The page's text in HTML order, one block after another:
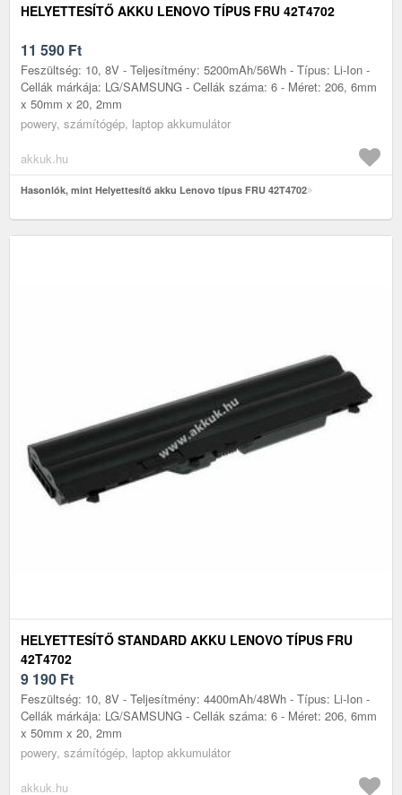
HELYETTESÍTŐ AKKU LENOVO TÍPUS FRU 42T4702
11 590 Ft
Feszültség: 10, 8V - Teljesítmény: 5200mAh/56Wh - Típus: Li-Ion -
Cellák márkája: LG/SAMSUNG - Cellák száma: 6 - Méret: 206, 6mm
x 50mm x 20, 2mm
powery, számítógép, laptop akkumulátor
akkuk.hu
Hasonlók, mint Helyettesítő akku Lenovo típus FRU 42T4702
HELYETTESÍTŐ STANDARD AKKU LENOVO TÍPUS FRU
42T4702
9 190 Ft
Feszültség: 10, 8V - Teljesítmény: 4400mAh/48Wh - Típus: Li-Ion -
Cellák márkája: LG/SAMSUNG - Cellák száma: 6 - Méret: 206, 6mm
x 50mm x 20, 2mm
powery, számítógép, laptop akkumulátor
akkuk.hu